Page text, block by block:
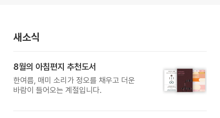
새소식
8월의 아침편지 추천도서
한여름, 매미 소리가 정오를 채우고 더운
바람이 들어오는 계절입니다.